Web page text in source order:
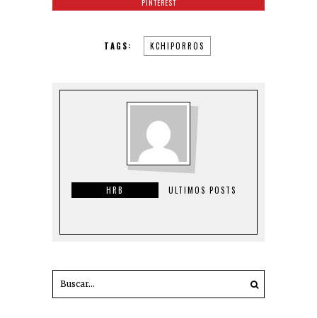
PINTEREST
TAGS: KCHIPORROS
HRB ULTIMOS POSTS